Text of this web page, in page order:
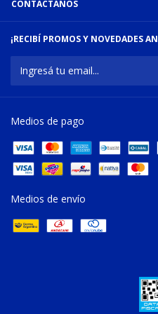
CONTACTÁNOS
¡RECIBÍ PROMOS Y NOVEDADES
Medios de pago
Medios de envío